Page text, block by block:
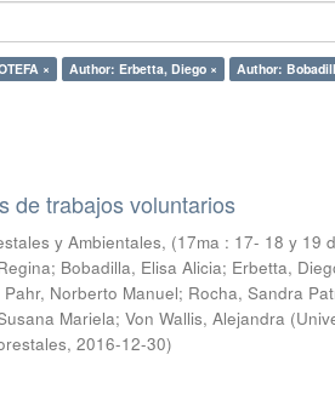
× Author: Erbetta, Diego × Author:
de trabajos voluntarios
y Ambientales, (17ma : 17- 18 y 19
Bobadilla, Elisa Alicia; Erbetta,
Norberto Manuel; Rocha, Sandra
Mariela; Von Wallis, Alejandra (
,2016-12-30)